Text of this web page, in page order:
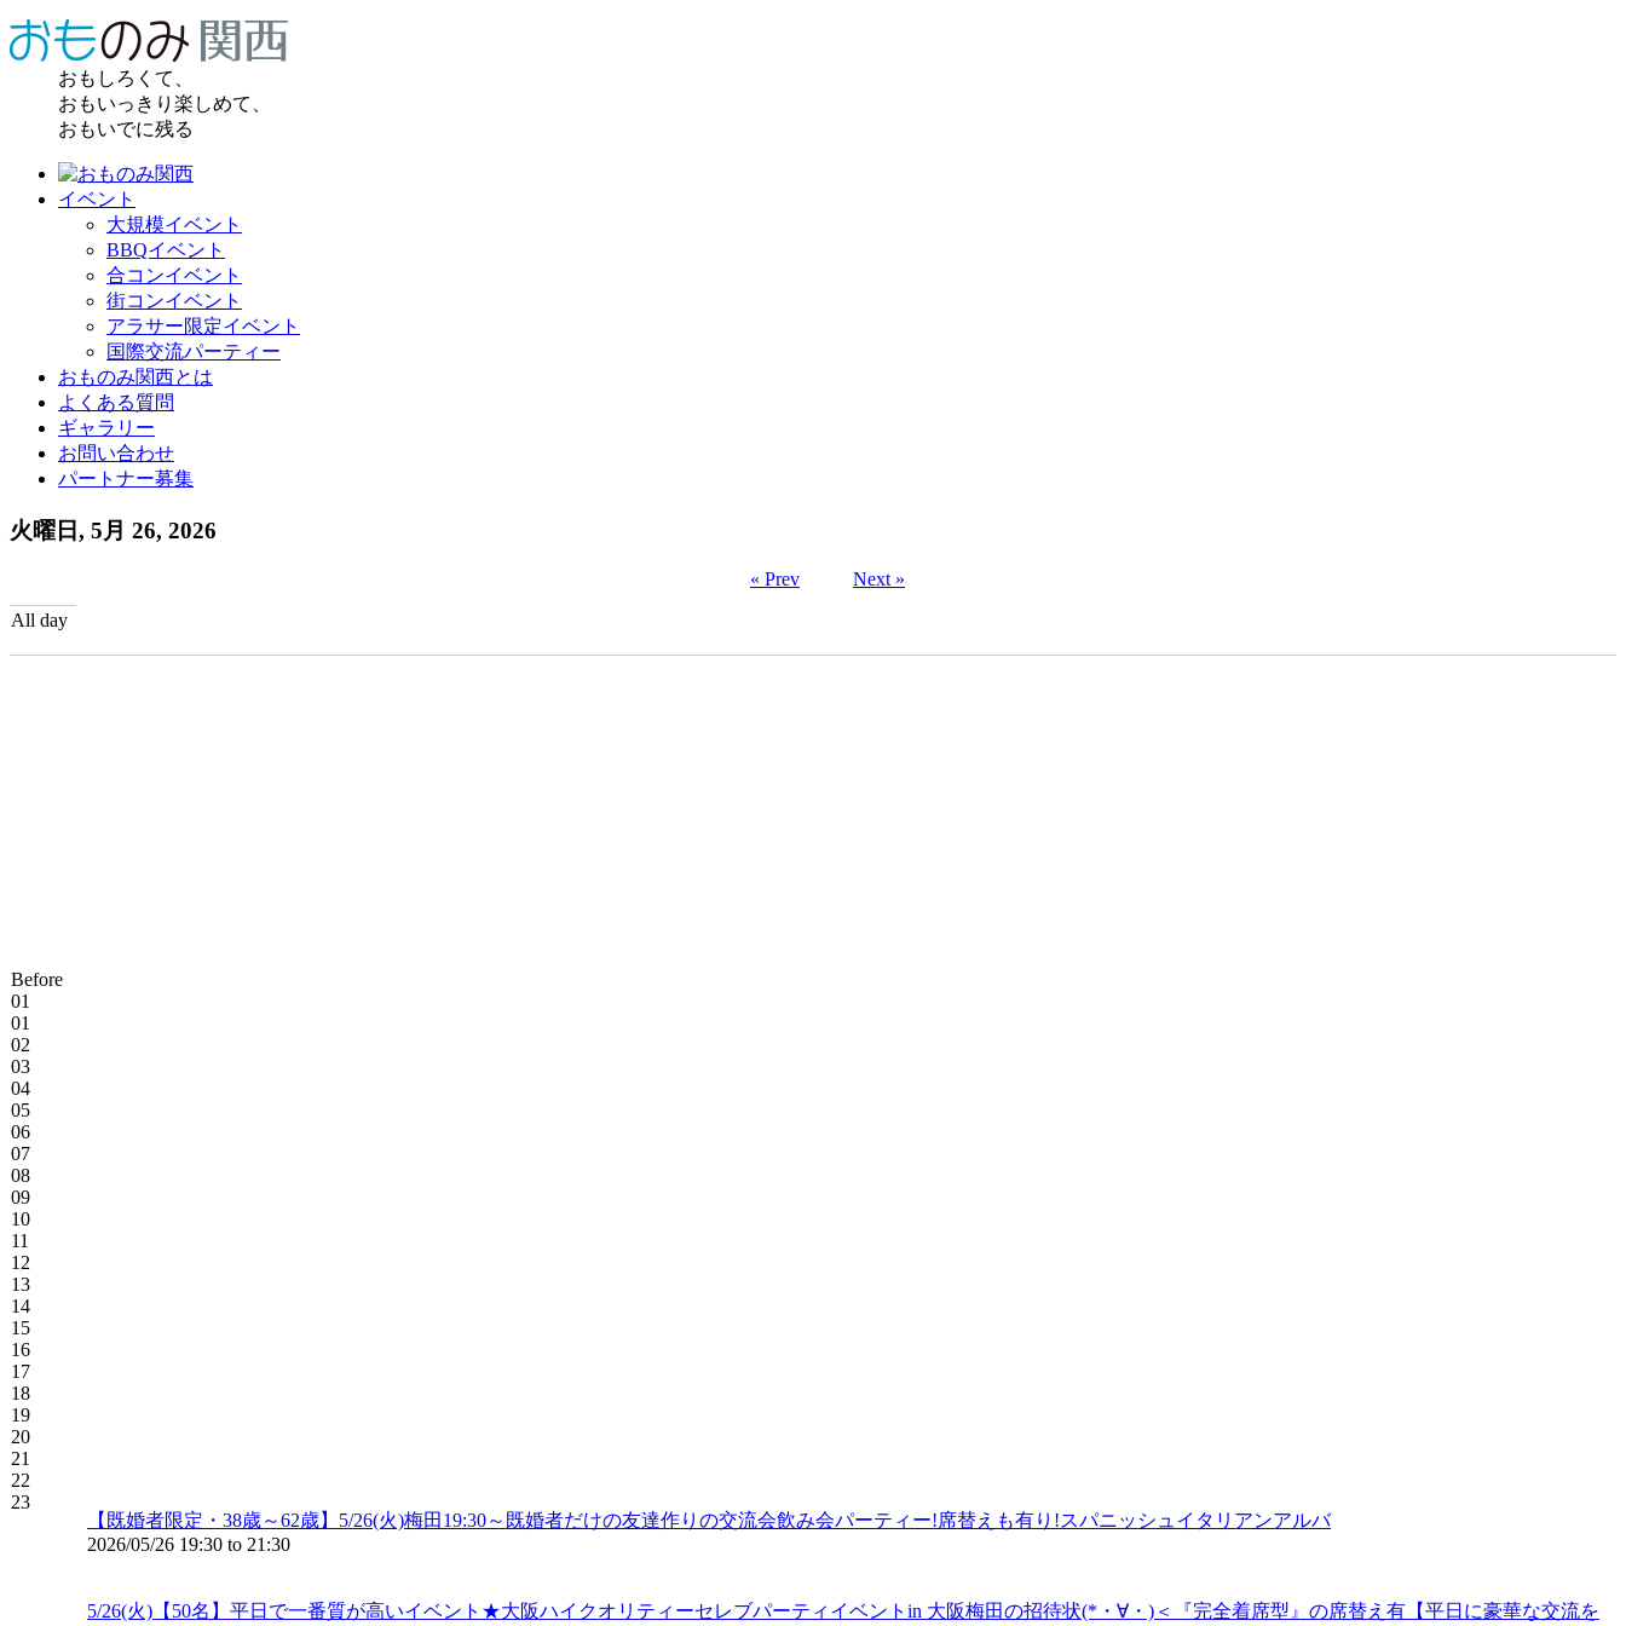
おもしろくて、
おもいっきり楽しめて、
おもいでに残る
イベント
大規模イベント
BBQイベント
合コンイベント
街コンイベント
アラサー限定イベント
国際交流パーティー
おものみ関西とは
よくある質問
ギャラリー
お問い合わせ
パートナー募集
火曜日, 5月 26, 2026
« Prev
Next »
All day
Before
01
01
02
03
04
05
06
07
08
09
10
11
12
13
14
15
16
17
18
19
20
21
22
23
【既婚者限定・38歳～62歳】5/26(火)梅田19:30～既婚者だけの友達作りの交流会飲み会パーティー!席替えも有り!スパニッシュイタリアンアルバ
2026/05/26 19:30 to 21:30
5/26(火)【50名】平日で一番質が高いイベント★大阪ハイクオリティーセレブパーティイベントin 大阪梅田の招待状(*・∀・)＜『完全着席型』の席替え有【平日に豪華な交流を